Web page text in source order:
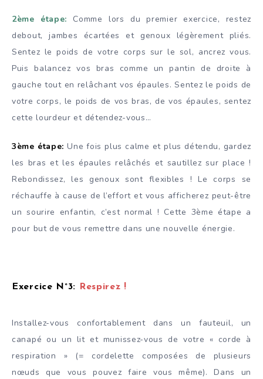
2ème étape: Comme lors du premier exercice, restez
debout, jambes écartées et genoux légèrement pliés.
Sentez le poids de votre corps sur le sol, ancrez vous.
Puis balancez vos bras comme un pantin de droite à
gauche tout en relâchant vos épaules. Sentez le poids de
votre corps, le poids de vos bras, de vos épaules, sentez
cette lourdeur et détendez-vous…
3ème étape: Une fois plus calme et plus détendu, gardez
les bras et les épaules relâchés et sautillez sur place !
Rebondissez, les genoux sont flexibles ! Le corps se
réchauffe à cause de l’effort et vous afficherez peut-être
un sourire enfantin, c’est normal ! Cette 3ème étape a
pour but de vous remettre dans une nouvelle énergie.
Exercice N°3: Respirez !
Installez-vous confortablement dans un fauteuil, un
canapé ou un lit et munissez-vous de votre « corde à
respiration » (= cordelette composées de plusieurs
nœuds que vous pouvez faire vous même). Dans un